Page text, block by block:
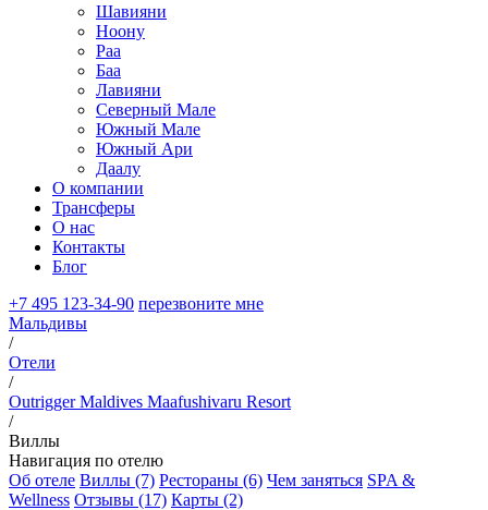
Шавияни
Ноону
Раа
Баа
Лавияни
Северный Мале
Южный Мале
Южный Ари
Даалу
О компании
Трансферы
О нас
Контакты
Блог
+7 495 123-34-90 перезвоните мне
Мальдивы
/
Отели
/
Outrigger Maldives Maafushivaru Resort
/
Виллы
Навигация по отелю
Об отеле Виллы (7) Рестораны (6) Чем заняться SPA &
Wellness Отзывы (17) Карты (2)